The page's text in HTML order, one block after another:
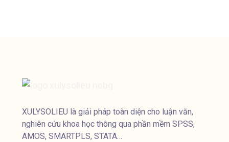
XULYSOLIEU là giải pháp toàn diện cho luận văn,
nghiên cứu khoa học thông qua phần mềm SPSS,
AMOS, SMARTPLS, STATA…